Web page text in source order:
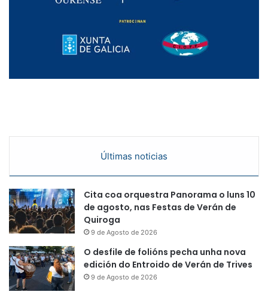
Últimas noticias
Cita coa orquestra Panorama o luns 10
de agosto, nas Festas de Verán de
Quiroga
9 de Agosto de 2026
O desfile de folións pecha unha nova
edición do Entroido de Verán de Trives
9 de Agosto de 2026